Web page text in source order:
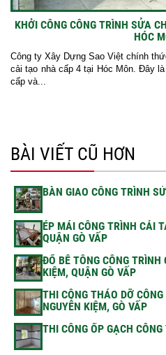
KHỞI CÔNG CÔNG TRÌNH SỬA
HÓC
Công ty Xây Dựng Sao Việt chính
cải tạo nhà cấp 4 tại Hóc Môn. Đây
cấp và...
BÀI VIẾT CŨ HƠN
BÀN GIAO CÔNG TRÌNH
ÉP MÁI CÔNG TRÌNH CẢI
QUẬN GÒ VẤP
ĐỔ BÊ TÔNG CÔNG
KIỆM, QUẬN GÒ VẤP
THI CÔNG THÁO DỠ
NGUYỄN KIỆM, GÒ VẤP
THI CÔNG ỐP GẠCH